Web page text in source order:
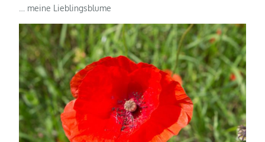
… meine Lieblingsblume